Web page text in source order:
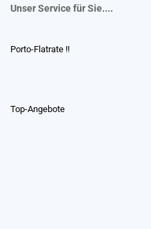
Unser Service für Sie....
Porto-Flatrate !!
Top-Angebote